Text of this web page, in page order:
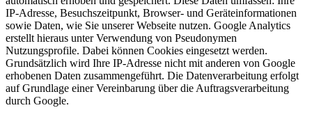
IP-Adresse, Besuchszeitpunkt, Browser- und Geräteinformationen
sowie Daten, wie Sie unserer Webseite nutzen. Google Analytics
erstellt hieraus unter Verwendung von Pseudonymen
Nutzungsprofile. Dabei können Cookies eingesetzt werden.
Grundsätzlich wird Ihre IP-Adresse nicht mit anderen von Google
erhobenen Daten zusammengeführt. Die Datenverarbeitung erfolgt
auf Grundlage einer Vereinbarung über die Auftragsverarbeitung
durch Google.